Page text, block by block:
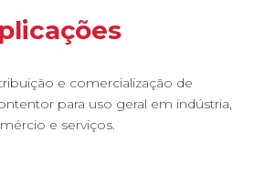
e comercialização de
para uso geral em indústria,
e serviços.